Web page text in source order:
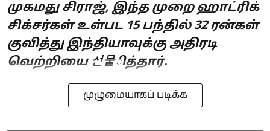
முகமது சிராஜ், இந்த முறை ஹாட்ரிக்
சிக்சர்கள் உள்பட 15 பந்தில் 32 ரன்கள்
குவித்து இந்தியாவுக்கு அதிரடி
வெற்றியை 선물ித்தார்.
முழுமையாகப் படிக்க